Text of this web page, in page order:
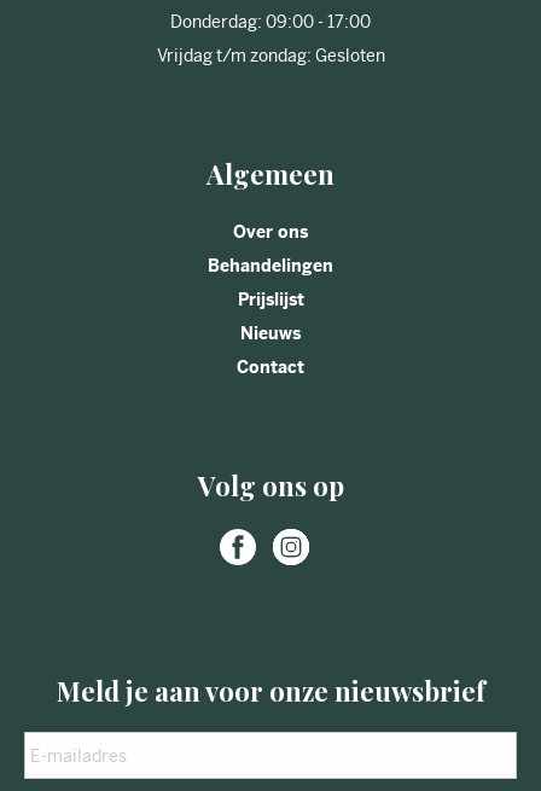
Donderdag: 09:00 - 17:00
Vrijdag t/m zondag: Gesloten
Algemeen
Over ons
Behandelingen
Prijslijst
Nieuws
Contact
Volg ons op
Meld je aan voor onze nieuwsbrief
mailadres